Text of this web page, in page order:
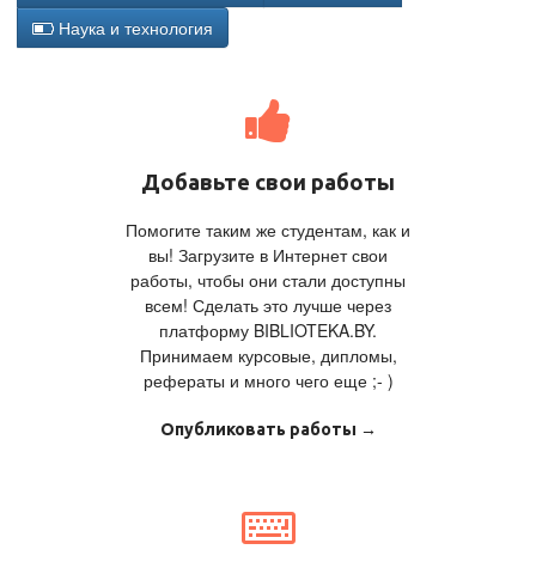
Наука и технология
Добавьте свои работы
Помогите таким же студентам, как и
вы! Загрузите в Интернет свои
работы, чтобы они стали доступны
всем! Сделать это лучше через
платформу BIBLIOTEKA.BY.
Принимаем курсовые, дипломы,
рефераты и много чего еще ;- )
Опубликовать работы →